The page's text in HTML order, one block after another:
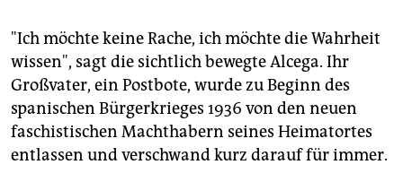
"Ich möchte keine Rache, ich möchte die Wahrheit
wissen", sagt die sichtlich bewegte Alcega. Ihr
Großvater, ein Postbote, wurde zu Beginn des
spanischen Bürgerkrieges 1936 von den neuen
faschistischen Machthabern seines Heimatortes
entlassen und verschwand kurz darauf für immer.